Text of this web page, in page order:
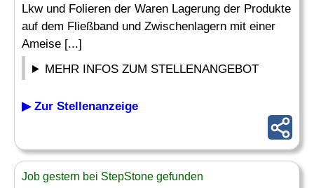
Lkw und Folieren der Waren Lagerung der Produkte
auf dem Fließband und Zwischenlagern mit einer
Ameise [...]
MEHR INFOS ZUM STELLENANGEBOT
▶ Zur Stellenanzeige
Job gestern bei StepStone gefunden